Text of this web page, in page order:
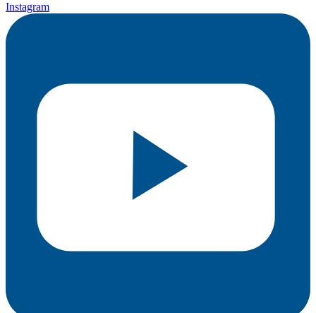
Instagram